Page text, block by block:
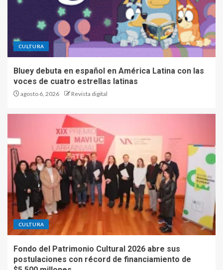
CULTURA
Bluey debuta en español en América Latina con las
voces de cuatro estrellas latinas
agosto 6, 2026 Revista digital
CULTURA
Fondo del Patrimonio Cultural 2026 abre sus
postulaciones con récord de financiamiento de